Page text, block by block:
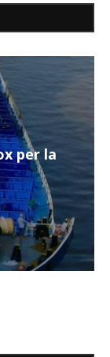
per la